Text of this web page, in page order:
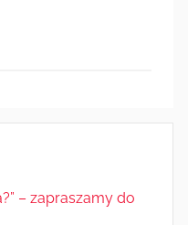
– zapraszamy do